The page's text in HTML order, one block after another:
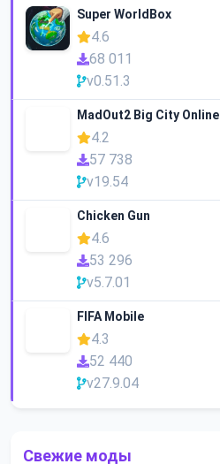
Super WorldBox
4.6
68 011
v0.51.3
MadOut2 Big City Online
4.2
57 738
v19.54
Chicken Gun
4.6
53 296
v5.7.01
FIFA Mobile
4.3
52 440
v27.9.04
Свежие моды